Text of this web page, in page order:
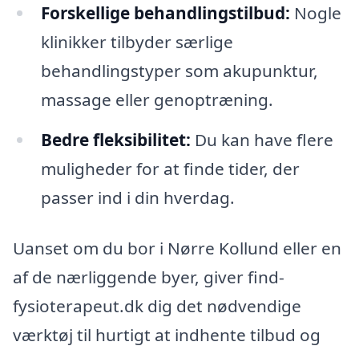
Forskellige behandlingstilbud: Nogle
klinikker tilbyder særlige
behandlingstyper som akupunktur,
massage eller genoptræning.
Bedre fleksibilitet: Du kan have flere
muligheder for at finde tider, der
passer ind i din hverdag.
Uanset om du bor i Nørre Kollund eller en
af de nærliggende byer, giver find-
fysioterapeut.dk dig det nødvendige
værktøj til hurtigt at indhente tilbud og